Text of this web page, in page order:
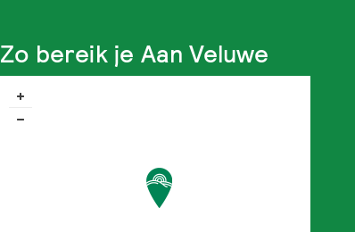
Zo bereik je Aan Veluwe